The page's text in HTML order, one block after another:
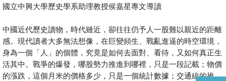
國立中興大學歷史學系助理教授侯嘉星專文導讀
中國近代歷史讀物，時代雖近，卻往往仍予人一股難以親近的距離
感。現代讀者大多無法想像，在巨變頻生、戰亂進逼的時空環境，
身為一個「人」的個體，究竟是如何去面對、看待，又如何真正生
活其中。戰爭的爆發，哪股勢力推進到哪裡，只是一段記載；物價
的漲跌，這個月米的價格多少，只是一個統計數據；交通線的推